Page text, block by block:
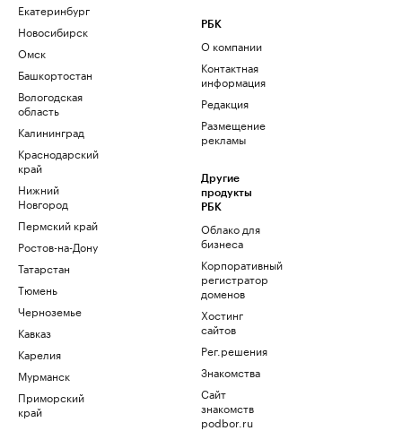
Екатеринбург
Новосибирск
Омск
Башкортостан
Вологодская
область
Калининград
Краснодарский
край
Нижний
Новгород
Пермский край
Ростов-на-Дону
Татарстан
Тюмень
Черноземье
Кавказ
Карелия
Мурманск
Приморский
край
РБК
О компании
Контактная
информация
Редакция
Размещение
рекламы
Другие
продукты
РБК
Облако для
бизнеса
Корпоративный
регистратор
доменов
Хостинг
сайтов
Рег.решения
Знакомства
Сайт
знакомств
podbor.ru